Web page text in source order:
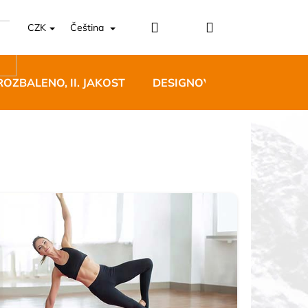
CZK Čeština PřihlášeníNákupní
II. JAKOST DESIGNOVÝ NÁBYTEK
BĚŽECKÉ TRAILOVÉ